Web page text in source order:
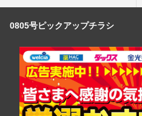
0805号ピックアップチラシ